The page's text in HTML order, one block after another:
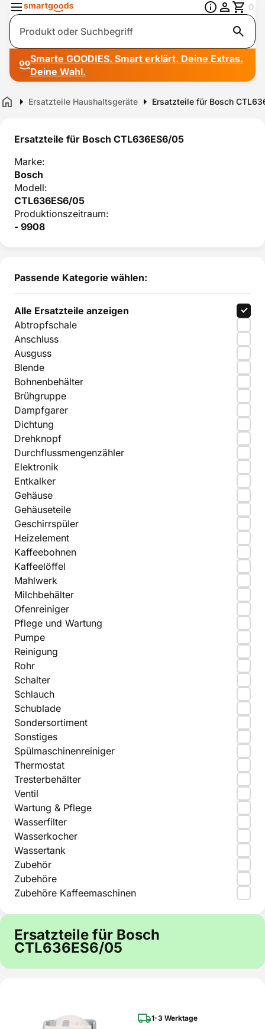
Suche
0
Smarte GOODIES. Smart erklärt. Deine Extras.
Deine Wahl.
Home Ersatzteile Haushaltsgeräte Ersatzteile für Bosch
Ersatzteile für Bosch CTL636ES6/05
Marke:
Bosch
Modell:
CTL636ES6/05
Produktionszeitraum:
- 9908
Passende Kategorie wählen:
Alle Ersatzteile anzeigen
Abtropfschale
Anschluss
Ausguss
Blende
Bohnenbehälter
Brühgruppe
Dampfgarer
Dichtung
Drehknopf
Durchflussmengenzähler
Elektronik
Entkalker
Gehäuse
Gehäuseteile
Geschirrspüler
Heizelement
Kaffeebohnen
Kaffeelöffel
Mahlwerk
Milchbehälter
Ofenreiniger
Pflege und Wartung
Pumpe
Reinigung
Rohr
Schalter
Schlauch
Schublade
Sondersortiment
Sonstiges
Spülmaschinenreiniger
Thermostat
Tresterbehälter
Ventil
Wartung & Pflege
Wasserfilter
Wasserkocher
Wassertank
Zubehör
Zubehöre
Zubehöre Kaffeemaschinen
Ersatzteile für Bosch
CTL636ES6/05
1-3 Werktage